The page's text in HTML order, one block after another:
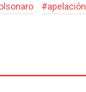
#apelación